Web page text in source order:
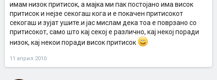
имам низок притисок, а мајка ми пак постојано има висок
притисок и нејзе секогаш кога и е покачен притисокот
секогаш и зујат ушите.и јас мислам дека тоа е поврзано со
притисокот, само што кај секој е различно, кај некој поради
низок, кај некои поради висок притисок
11 април 2010